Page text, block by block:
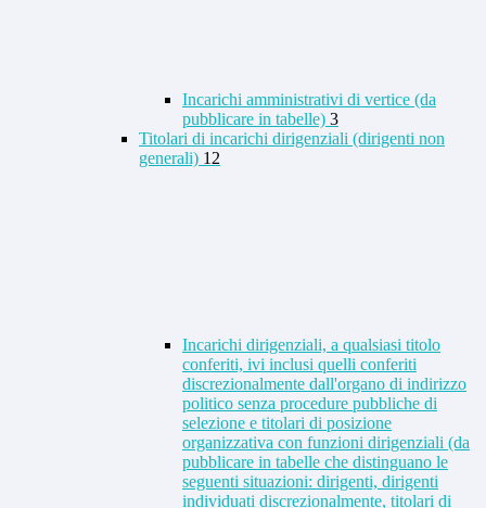
Incarichi amministrativi di vertice (da
pubblicare in tabelle) 3
Titolari di incarichi dirigenziali (dirigenti non
generali) 12
Incarichi dirigenziali, a qualsiasi titolo
conferiti, ivi inclusi quelli conferiti
discrezionalmente dall'organo di indirizzo
politico senza procedure pubbliche di
selezione e titolari di posizione
organizzativa con funzioni dirigenziali (da
pubblicare in tabelle che distinguano le
seguenti situazioni: dirigenti, dirigenti
individuati discrezionalmente, titolari di